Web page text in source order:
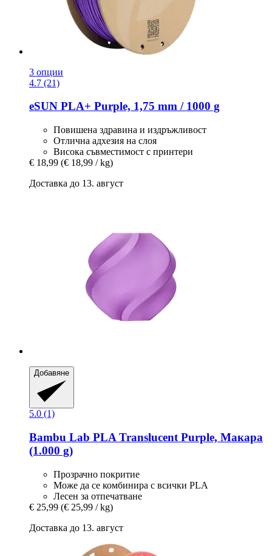
3 опции
4.7 (21)
eSUN PLA+ Purple, 1,75 mm / 1000 g
Повишена здравина и издръжливост
Отлична адхезия на слоя
Висока съвместимост с принтери
€ 18,99 (€ 18,99 / kg)
Доставка до 13. август
Добавяне
5.0 (1)
Bambu Lab PLA Translucent Purple, Макара
(1.000 g)
Прозрачно покритие
Може да се комбинира с всички PLA
Лесен за отпечатване
€ 25,99 (€ 25,99 / kg)
Доставка до 13. август